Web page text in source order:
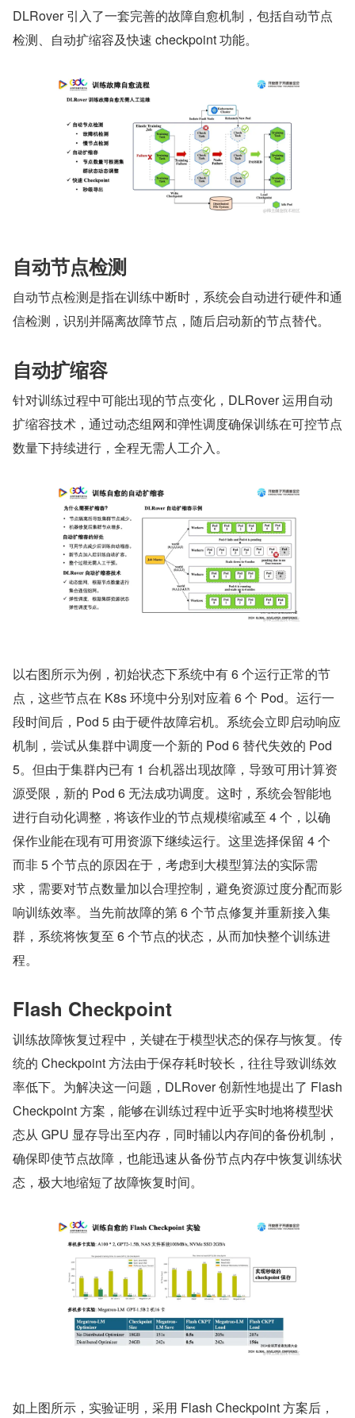
DLRover 引入了一套完善的故障自愈机制，包括自动节点
检测、自动扩缩容及快速 checkpoint 功能。
自动节点检测
自动节点检测是指在训练中断时，系统会自动进行硬件和通
信检测，识别并隔离故障节点，随后启动新的节点替代。
自动扩缩容
针对训练过程中可能出现的节点变化，DLRover 运用自动
扩缩容技术，通过动态组网和弹性调度确保训练在可控节点
数量下持续进行，全程无需人工介入。
以右图所示为例，初始状态下系统中有 6 个运行正常的节
点，这些节点在 K8s 环境中分别对应着 6 个 Pod。运行一
段时间后，Pod 5 由于硬件故障宕机。系统会立即启动响应
机制，尝试从集群中调度一个新的 Pod 6 替代失效的 Pod
5。但由于集群内已有 1 台机器出现故障，导致可用计算资
源受限，新的 Pod 6 无法成功调度。这时，系统会智能地
进行自动化调整，将该作业的节点规模缩减至 4 个，以确
保作业能在现有可用资源下继续运行。这里选择保留 4 个
而非 5 个节点的原因在于，考虑到大模型算法的实际需
求，需要对节点数量加以合理控制，避免资源过度分配而影
响训练效率。当先前故障的第 6 个节点修复并重新接入集
群，系统将恢复至 6 个节点的状态，从而加快整个训练进
程。
Flash Checkpoint
训练故障恢复过程中，关键在于模型状态的保存与恢复。传
统的 Checkpoint 方法由于保存耗时较长，往往导致训练效
率低下。为解决这一问题，DLRover 创新性地提出了 Flash
Checkpoint 方案，能够在训练过程中近乎实时地将模型状
态从 GPU 显存导出至内存，同时辅以内存间的备份机制，
确保即使节点故障，也能迅速从备份节点内存中恢复训练状
态，极大地缩短了故障恢复时间。
如上图所示，实验证明，采用 Flash Checkpoint 方案后，